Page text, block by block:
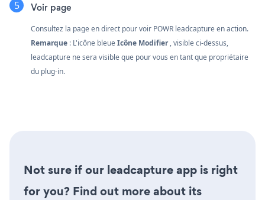
Voir page
Consultez la page en direct pour voir POWR leadcapture en action.
Remarque : L'icône bleueIcône Modifier, visible ci-dessus,
leadcapture ne sera visible que pour vous en tant que propriétaire
du plug-in.
Not sure if our leadcapture app is right
for you? Find out more about its